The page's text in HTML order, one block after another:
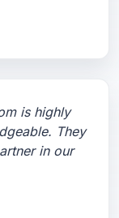
is highly
They
in our